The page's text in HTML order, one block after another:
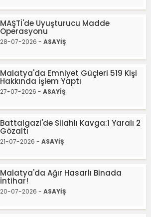
MAŞTİ'de Uyuşturucu Madde
Operasyonu
28-07-2026 - ASAYİŞ
Malatya'da Emniyet Güçleri 519 Kişi
Hakkında İşlem Yaptı
27-07-2026 - ASAYİŞ
Battalgazi'de Silahlı Kavga:1 Yaralı 2
Gözaltı
21-07-2026 - ASAYİŞ
Malatya'da Ağır Hasarlı Binada
İntihar!
20-07-2026 - ASAYİŞ